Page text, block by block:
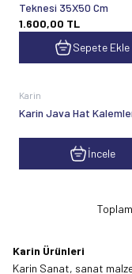
Teknesi 35X50 Cm
1.600,00 TL
Sepete Ekle
Karin
Karin Java Hat
İncele
Toplam
Karin Ürünleri
Karin Sanat, sanat